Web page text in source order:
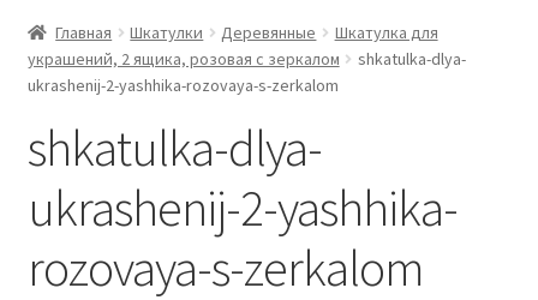
Главная Шкатулки Деревянные
Шкатулка для
украшений, 2 ящика, розовая с зеркалом
shkatulka-dlya-
ukrashenij-2-yashhika-rozovaya-s-zerkalom
shkatulka-dlya-
ukrashenij-2-yashhika-
rozovaya-s-zerkalom